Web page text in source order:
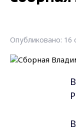
Опубликовано: 16